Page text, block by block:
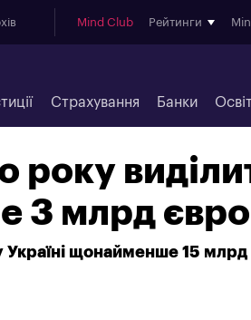
Mind Club Рейтинги
Страхування Банки
року
3 млрд євро
Україні щонайменше 15